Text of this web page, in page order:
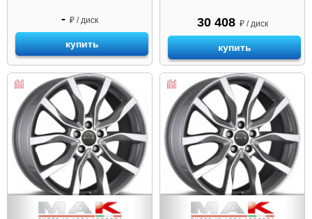
- ₽ / диск
купить
30 408 ₽ / диск
купить